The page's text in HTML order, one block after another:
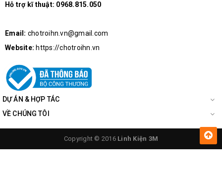
Hỗ trợ kĩ thuật: 0968.815.050
Email: chotroihn.vn@gmail.com
Website: https://chotroihn.vn
DỰ ÁN & HỢP TÁC
VỀ CHÚNG TÔI
Copyright © 2016 Linh Kiện 3M